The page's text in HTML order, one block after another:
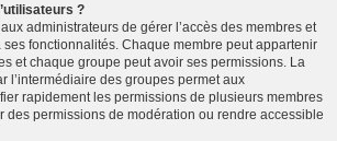
?
administrateurs de gérer l’accès des membres et
ses fonctionnalités. Chaque membre peut appartenir
et chaque groupe peut avoir ses permissions. La
l’intermédiaire des groupes permet aux
rapidement les permissions de plusieurs membres
des permissions de modération ou rendre accessible